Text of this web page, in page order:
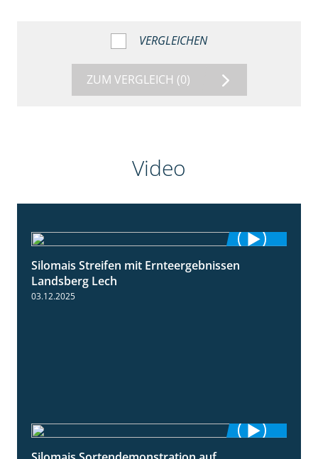
VERGLEICHEN
ZUM VERGLEICH (0)
Video
11:01
Silomais Streifen mit Ernteergebnissen
Landsberg Lech
03.12.2025